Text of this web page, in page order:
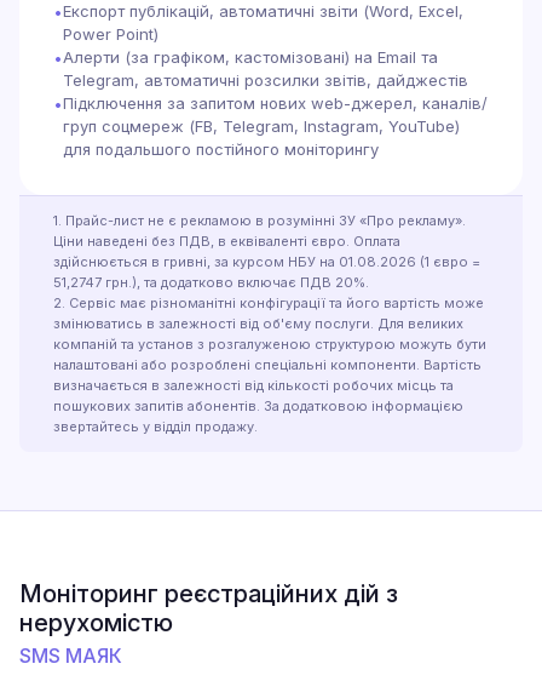
•Експорт публікацій, автоматичні звіти (Word, Excel,
Power Point)
•Алерти (за графіком, кастомізовані) на Email та
Telegram, автоматичні розсилки звітів, дайджестів
•Підключення за запитом нових web-джерел, каналів/
груп соцмереж (FB, Telegram, Instagram, YouTube)
для подальшого постійного моніторингу
1. Прайс-лист не є рекламою в розумінні ЗУ «Про рекламу».
Ціни наведені без ПДВ, в еквіваленті євро. Оплата
здійснюється в гривні, за курсом НБУ на 01.08.2026 (1 євро =
51,2747 грн.), та додатково включає ПДВ 20%.
2. Сервіс має різноманітні конфігурації та його вартість може
змінюватись в залежності від об'єму послуги. Для великих
компаній та установ з розгалуженою структурою можуть бути
налаштовані або розроблені спеціальні компоненти. Вартість
визначається в залежності від кількості робочих місць та
пошукових запитів абонентів. За додатковою інформацією
звертайтесь у відділ продажу.
Моніторинг реєстраційних дій з
нерухомістю
SMS МАЯК